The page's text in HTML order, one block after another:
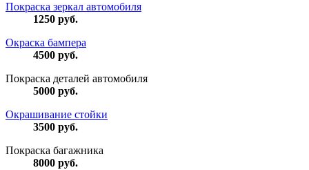
Покраска зеркал автомобиля
1250 руб.
Окраска бампера
4500 руб.
Покраска деталей автомобиля
5000 руб.
Окрашивание стойки
3500 руб.
Покраска багажника
8000 руб.